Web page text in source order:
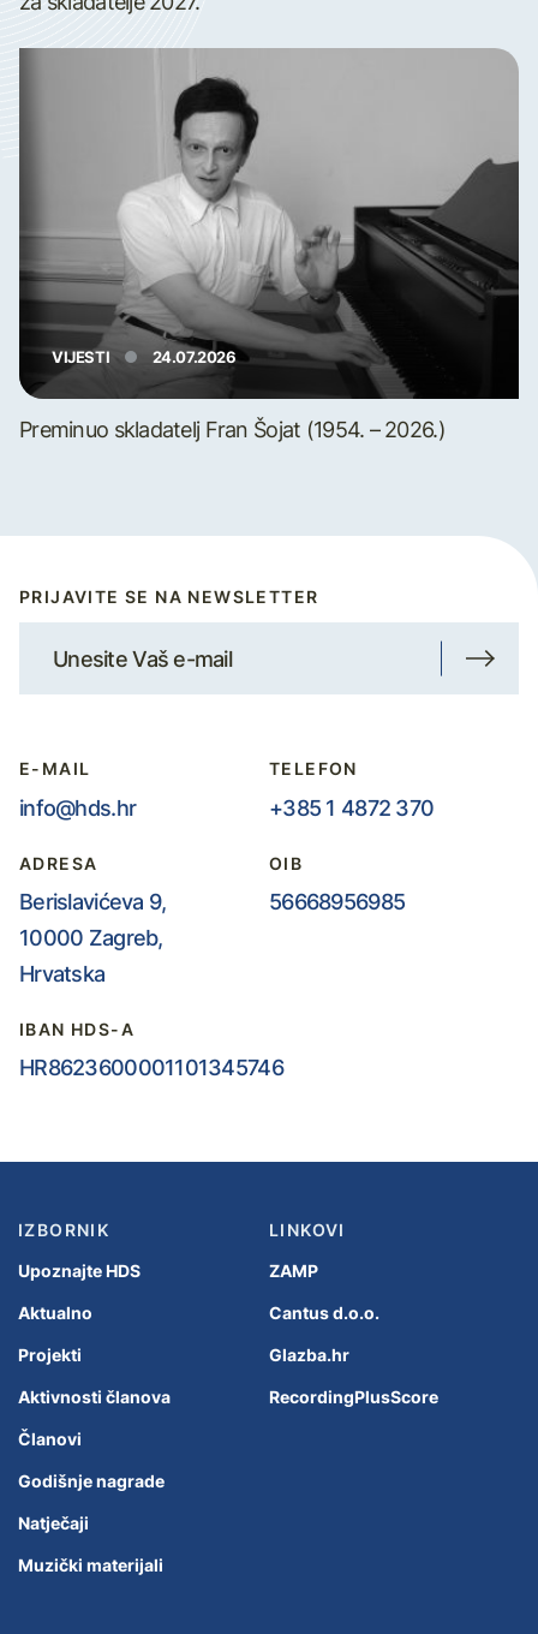
VIJESTI 24.07.2026
Preminuo skladatelj Fran Šojat (1954. – 2026.)
PRIJAVITE SE NA NEWSLETTER
E-MAIL
info@hds.hr
TELEFON
+385 1 4872 370
ADRESA
Berislavićeva 9,
10000 Zagreb,
Hrvatska
OIB
56668956985
IBAN HDS-A
HR8623600001101345746
IZBORNIK
Upoznajte HDS
Aktualno
Projekti
Aktivnosti članova
Članovi
Godišnje nagrade
Natječaji
Muzički materijali
LINKOVI
ZAMP
Cantus d.o.o.
Glazba.hr
RecordingPlusScore